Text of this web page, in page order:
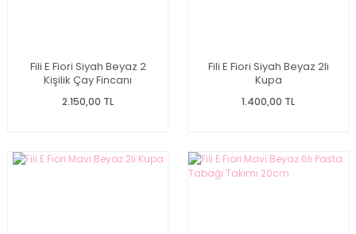
Fili E Fiori Siyah Beyaz 2
Kişilik Çay Fincanı
2.150,00 TL
Fili E Fiori Siyah Beyaz 2li
Kupa
1.400,00 TL